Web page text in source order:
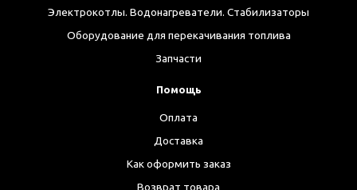
Электрокотлы. Водонагреватели. Стабилизаторы
Оборудование для перекачивания топлива
Запчасти
Помощь
Оплата
Доставка
Как оформить заказ
Возврат товара